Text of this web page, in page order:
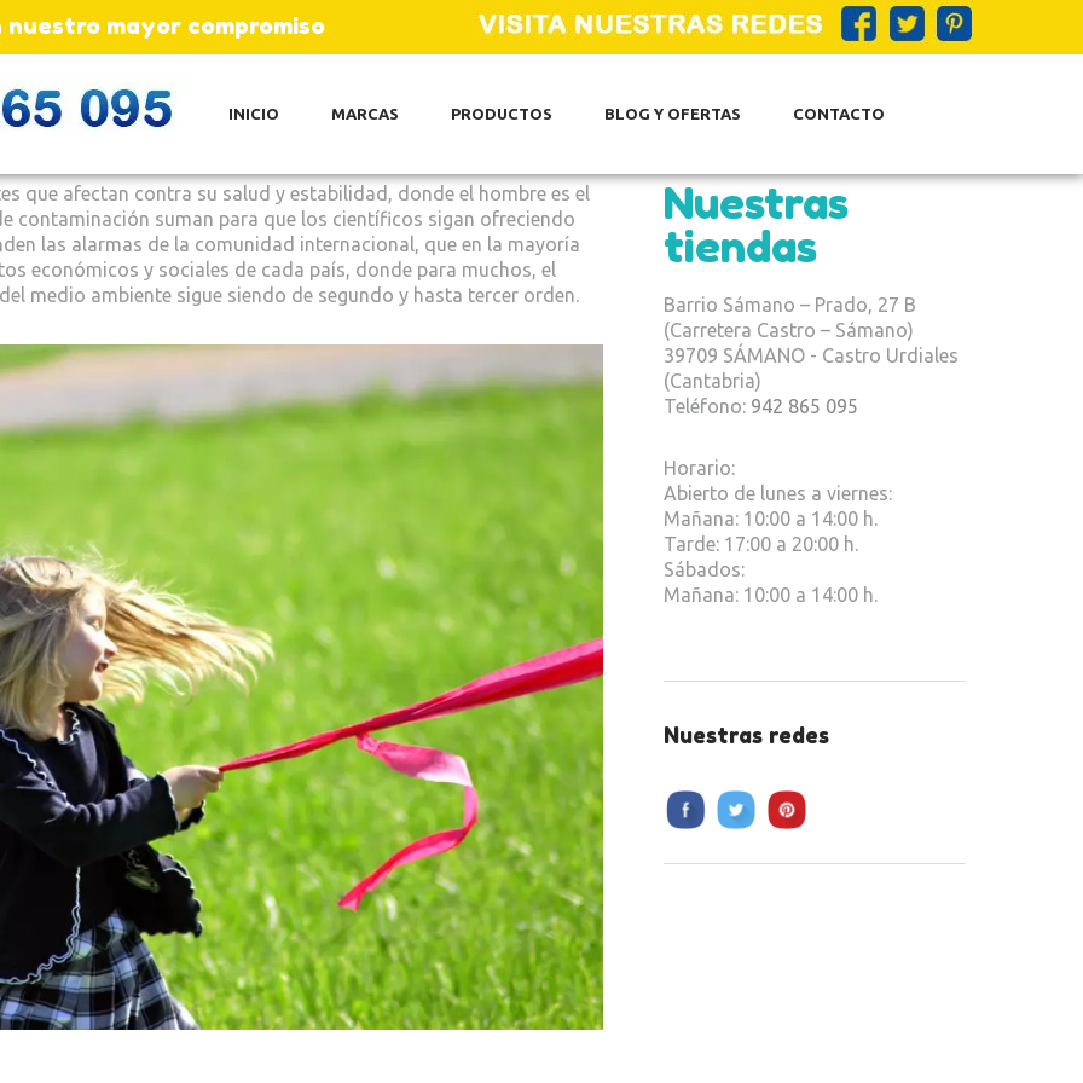
mayor compromiso
INICIO MARCAS PRODUCTOS BLOG Y OFERTAS CONTACTO
que afectan contra su salud y estabilidad, donde el hombre es el
contaminación suman para que los científicos sigan ofreciendo
las alarmas de la comunidad internacional, que en la mayoría
económicos y sociales de cada país, donde para muchos, el
medio ambiente sigue siendo de segundo y hasta tercer orden.
Nuestras
tiendas
Barrio Sámano – Prado, 27 B
(Carretera Castro – Sámano)
39709 SÁMANO - Castro Urdiales
(Cantabria)
Teléfono: 942 865 095
Horario:
Abierto de lunes a viernes:
Mañana: 10:00 a 14:00 h.
Tarde: 17:00 a 20:00 h.
Sábados:
Mañana: 10:00 a 14:00 h.
Nuestras redes